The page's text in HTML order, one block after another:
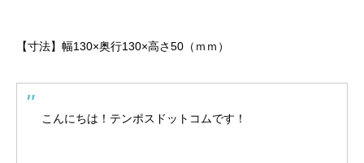
【寸法】幅130×奥行130×高さ50（ｍｍ）
こんにちは！テンポスドットコムです！